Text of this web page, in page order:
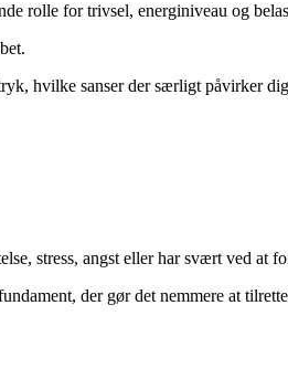
rolle for trivsel, energiniveau og
hvilke sanser der særligt påvirker
stress, angst eller har svært ved at
der gør det nemmere at